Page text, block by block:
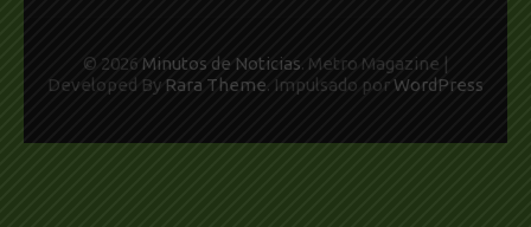
© 2026 Minutos de Noticias. Metro Magazine |
Developed By Rara Theme. Impulsado porWordPress